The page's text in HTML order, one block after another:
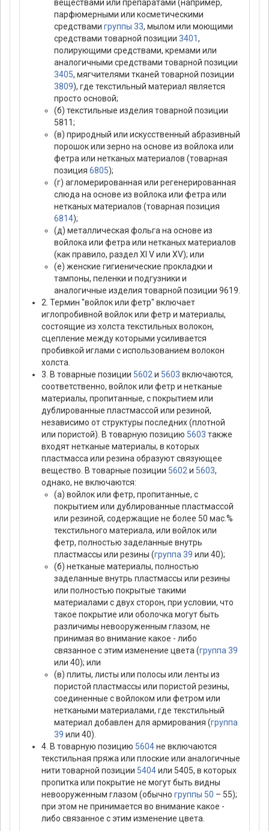
веществами или препаратами (например,
парфюмерными или косметическими
средствами группы 33, мылом или моющими
средствами товарной позиции 3401,
полирующими средствами, кремами или
аналогичными средствами товарной позиции
3405, мягчителями тканей товарной позиции
3809), где текстильный материал является
просто основой;
(б) текстильные изделия товарной позиции
5811;
(в) природный или искусственный абразивный
порошок или зерно на основе из войлока или
фетра или нетканых материалов (товарная
позиция 6805);
(г) агломерированная или регенерированная
слюда на основе из войлока или фетра или
нетканых материалов (товарная позиция
6814);
(д) металлическая фольга на основе из
войлока или фетра или нетканых материалов
(как правило, раздел XI V или XV); или
(е) женские гигиенические прокладки и
тампоны, пеленки и подгузники и
аналогичные изделия товарной позиции 9619.
2. Термин "войлок или фетр" включает
иглопробивной войлок или фетр и материалы,
состоящие из холста текстильных волокон,
сцепление между которыми усиливается
пробивкой иглами с использованием волокон
холста.
3. В товарные позиции 5602 и 5603 включаются,
соответственно, войлок или фетр и нетканые
материалы, пропитанные, с покрытием или
дублированные пластмассой или резиной,
независимо от структуры последних (плотной
или пористой). В товарную позицию 5603 также
входят нетканые материалы, в которых
пластмасса или резина образуют связующее
вещество. В товарные позиции 5602 и 5603,
однако, не включаются:
(а) войлок или фетр, пропитанные, с
покрытием или дублированные пластмассой
или резиной, содержащие не более 50 мас.%
текстильного материала, или войлок или
фетр, полностью заделанные внутрь
пластмассы или резины (группа 39 или 40);
(б) нетканые материалы, полностью
заделанные внутрь пластмассы или резины
или полностью покрытые такими
материалами с двух сторон, при условии, что
такое покрытие или оболочка могут быть
различимы невооруженным глазом, не
принимая во внимание какое - либо
связанное с этим изменение цвета (группа 39
или 40); или
(в) плиты, листы или полосы или ленты из
пористой пластмассы или пористой резины,
соединенные с войлоком или фетром или
неткаными материалами, где текстильный
материал добавлен для армирования (группа
39 или 40).
4. В товарную позицию 5604не включаются
текстильная пряжа или плоские или аналогичные
нити товарной позиции 5404или 5405, в которых
пропитка или покрытие не могут быть видны
невооруженным глазом (обычно группы 50 – 55);
при этом не принимается во внимание какое -
либо связанное с этим изменение цвета.